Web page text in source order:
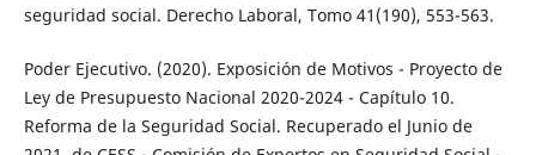
seguridad social. Derecho Laboral, Tomo 41(190), 553-563.
Poder Ejecutivo. (2020). Exposición de Motivos - Proyecto de
Ley de Presupuesto Nacional 2020-2024 - Capítulo 10.
Reforma de la Seguridad Social. Recuperado el Junio de